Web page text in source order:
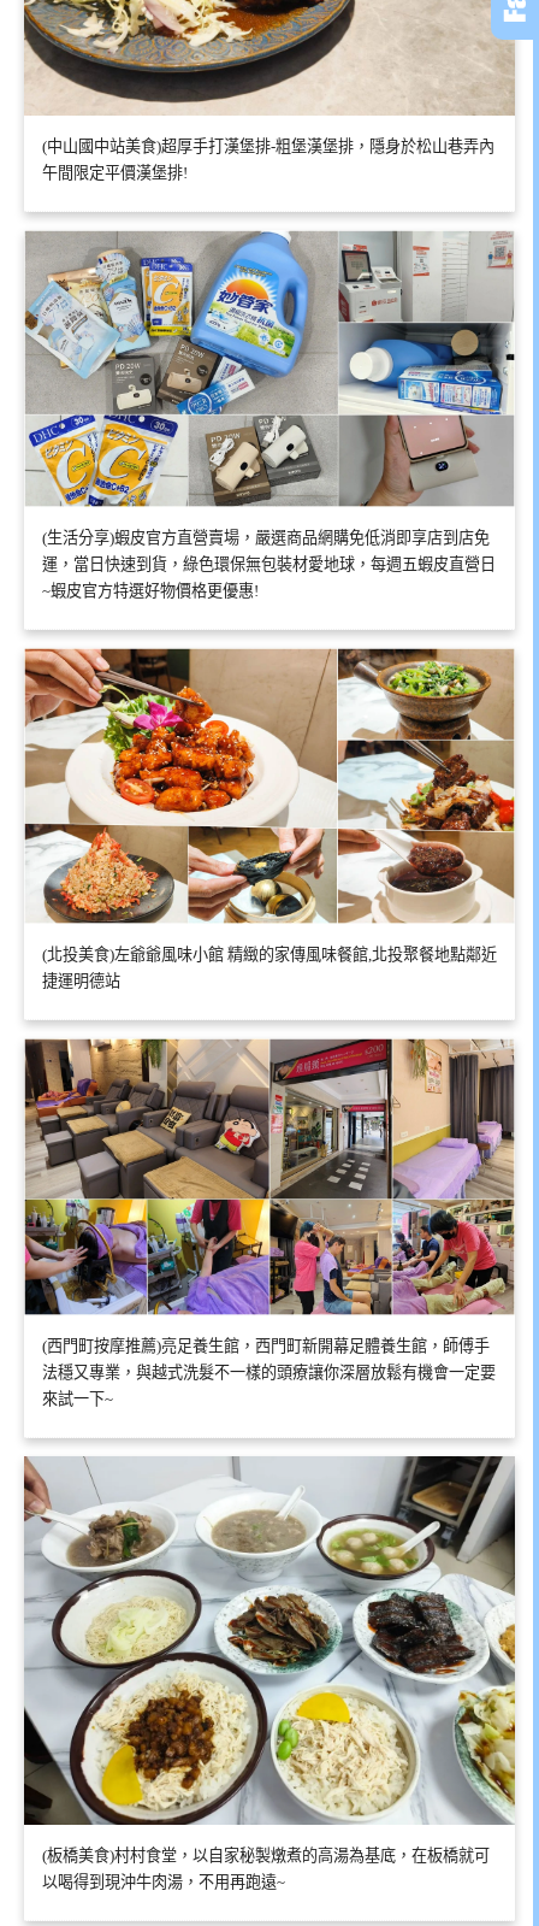
(中山國中站美食)超厚手打漢堡排-粗堡漢堡排，隱身於松山巷弄內
午間限定平價漢堡排!
(生活分享)蝦皮官方直營賣場，嚴選商品網購免低消即享店到店免
運，當日快速到貨，綠色環保無包裝材愛地球，每週五蝦皮直營日
~蝦皮官方特選好物價格更優惠!
(北投美食)左爺爺風味小館 精緻的家傳風味餐館,北投聚餐地點鄰近
捷運明德站
(西門町按摩推薦)亮足養生館，西門町新開幕足體養生館，師傅手
法穩又專業，與越式洗髮不一樣的頭療讓你深層放鬆有機會一定要
來試一下~
(板橋美食)村村食堂，以自家秘製燉煮的高湯為基底，在板橋就可
以喝得到現沖牛肉湯，不用再跑遠~